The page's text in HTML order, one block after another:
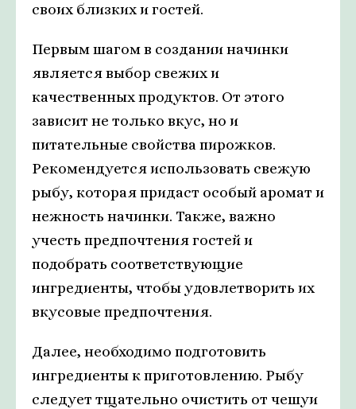
своих близких и гостей.
Первым шагом в создании начинки
является выбор свежих и
качественных продуктов. От этого
зависит не только вкус, но и
питательные свойства пирожков.
Рекомендуется использовать свежую
рыбу, которая придаст особый аромат и
нежность начинки. Также, важно
учесть предпочтения гостей и
подобрать соответствующие
ингредиенты, чтобы удовлетворить их
вкусовые предпочтения.
Далее, необходимо подготовить
ингредиенты к приготовлению. Рыбу
следует тщательно очистить от чешуи